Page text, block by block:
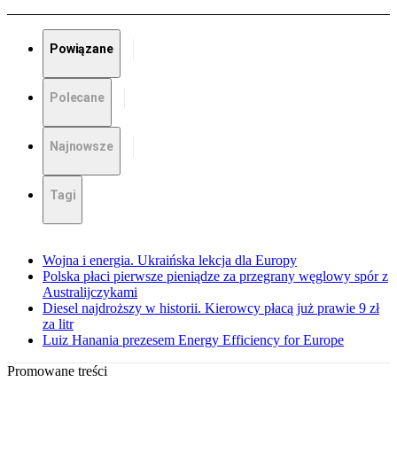
Powiązane
Polecane
Najnowsze
Tagi
Wojna i energia. Ukraińska lekcja dla Europy
Polska płaci pierwsze pieniądze za przegrany węglowy spór z
Australijczykami
Diesel najdroższy w historii. Kierowcy płacą już prawie 9 zł
za litr
Luiz Hanania prezesem Energy Efficiency for Europe
Promowane treści